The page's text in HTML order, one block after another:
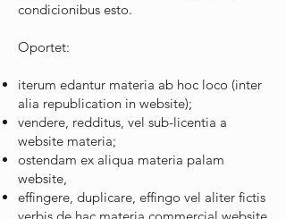
condicionibus esto.
Oportet:
iterum edantur materia ab hoc loco (inter
alia republication in website);
vendere, redditus, vel sub-licentia a
website materia;
ostendam ex aliqua materia palam
website,
effingere, duplicare, effingo vel aliter fictis